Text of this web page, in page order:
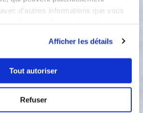
d'autres informations que vous
Afficher les détails
Tout autoriser
Refuser
Préchauffer le four à 180°. Placer les
poule, fouetter les œufs, l'huile et le
lait. Ajouter la farine et la levure et
mélanger. Ajouter le sel et le poivre.
dans le moule saint honoré et faire
cuire environ 13 mn. Démouler et
laisser refroidir sur une grille. Poser